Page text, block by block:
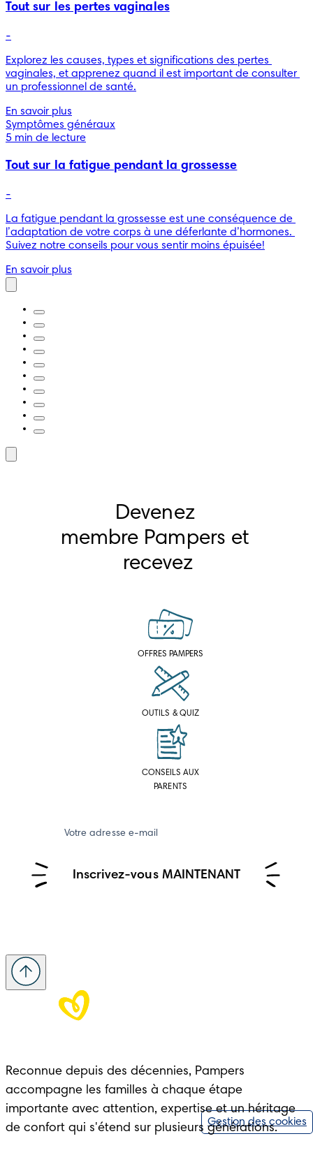
Tout sur les pertes vaginales
-
Explorez les causes, types et significations des pertes
vaginales, et apprenez quand il est important de consulter
un professionnel de santé.
En savoir plus
Symptômes généraux
5 min de lecture
Tout sur la fatigue pendant la grossesse
-
La fatigue pendant la grossesse est une conséquence de
l’adaptation de votre corps à une déferlante d’hormones.
Suivez notre conseils pour vous sentir moins épuisée!
En savoir plus
Devenez
membre Pampers et
recevez
OFFRES PAMPERS
OUTILS & QUIZ
CONSEILS AUX
PARENTS
Votre adresse e-mail
Inscrivez-vous MAINTENANT
Reconnue depuis des décennies, Pampers
accompagne les familles à chaque étape
importante avec attention, expertise et un héritage
de confort qui s'étend sur plusieurs générations.
Gestion des cookies